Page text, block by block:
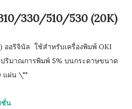
330/510/530 (20K)
อริจินัล ใช้สำหรับเครื่องพิมพ์ OKI
ริมาณการพิมพ์ 5% บนกระดาษขนาด
แผ่น \""
ชั่น